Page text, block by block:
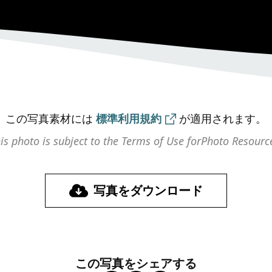
この写真素材には 標準利用規約 が適用されます。
photo is subject to the Terms of Use forPhoto
写真をダウンロード
この写真をシェアする